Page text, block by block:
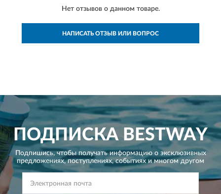
Нет отзывов о данном товаре.
НАПИСАТЬ ОТЗЫВ ИЛИ ВОПРОС
ПОДПИСКАBESTWAY
Подпишись, чтобы получать информацию о эксклюзивных
предложениях,поступлениях, событиях и многом другом